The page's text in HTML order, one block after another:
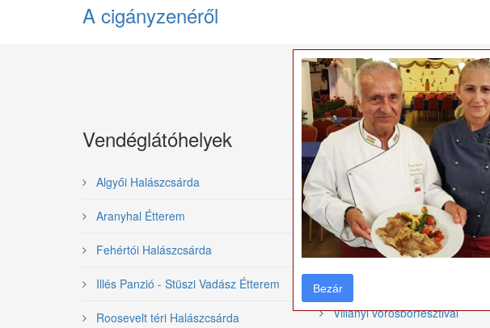
A cigányzenéről
Vendéglátóhelyek
Algyői Halászcsárda
Aranyhal Étterem
Fehértói Halászcsárda
Illés Panzió - Stüszi Vadász Étterem
Roosevelt téri Halászcsárda
Gasztronómiai
rendezvények
Nemzetközi Tiszai Halfesztivál
Bajai Halfőző Fesztivál
Szegedi Borfesztivál
Villányi vörösborfesztivál
Bezár
Bezár